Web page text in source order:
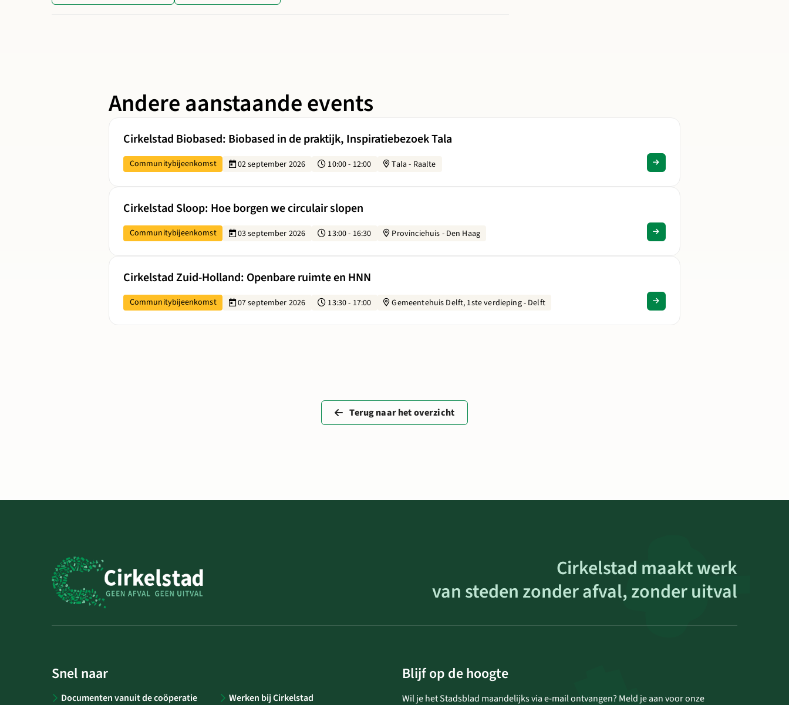
Andere aanstaande events
Cirkelstad Biobased: Biobased in de praktijk, Inspiratiebezoek Tala
Communitybijeenkomst 02 september 2026 10:00 - 12:00 Tala - Raalte
Lees meer over Cirkelstad Biobased: Biobased in de praktijk, Inspiratiebezoek Tala
Cirkelstad Sloop: Hoe borgen we circulair slopen
Communitybijeenkomst 03 september 2026 13:00 - 16:30 Provinciehuis - Den Haag
Cirkelstad Zuid-Holland: Openbare ruimte en HNN
Communitybijeenkomst 07 september 2026 13:30 - 17:00 Gemeentehuis Delft, 1ste verdieping - Delft
Terug naar het overzicht
Cirkelstad maakt werk
van steden zonder afval, zonder uitval
Snel naar
Documenten vanuit de coöperatie Werken bij Cirkelstad
Blijf op de hoogte
Wil je het Stadsblad maandelijks via e-mail ontvangen? Meld je aan voor onze